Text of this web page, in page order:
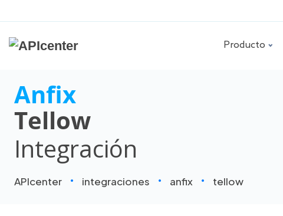
Producto
Anfix
Tellow
Integración
APIcenter integraciones anfix tellow